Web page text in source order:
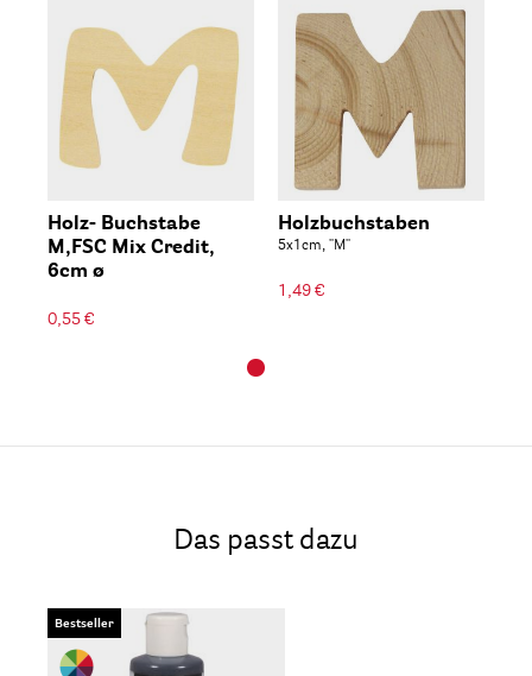
Holz- Buchstabe
M,FSC Mix Credit,
6cm ø
0,55 €
Holzbuchstaben
5x1cm, ''M''
1,49 €
Das passt dazu
Bestseller